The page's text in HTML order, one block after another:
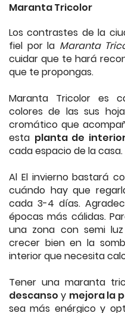
Maranta Tricolor
Los contrastes de la
fiel por la Maranta
cuidar que te hará
que te propongas.
Maranta Tricolor es
colores de las sus
cromático que
esta planta de
cada espacio de la casa.
Al El invierno bastará
cuándo hay que
cada 3-4 días.
épocas más cálidas.
una zona con semi
crecer bien en la
interior que necesita
Tener una maranta
descanso y mejora la
sea más enérgico y